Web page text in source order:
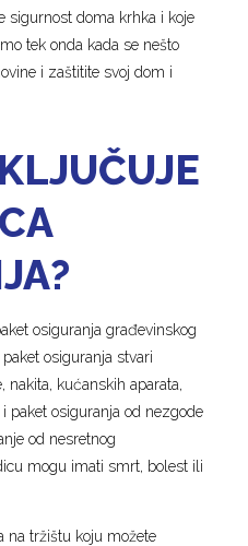
sigurnost doma krhka i koje
tek onda kada se nešto
i zaštitite svoj dom i
osiguranja građevinskog
osiguranja stvari
nakita, kućanskih aparata,
paket osiguranja od nezgode
od nesretnog
mogu imati smrt, bolest ili
na tržištu koju možete